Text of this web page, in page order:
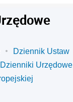
Dziennik Ustaw
Dzienniki Urzędowe